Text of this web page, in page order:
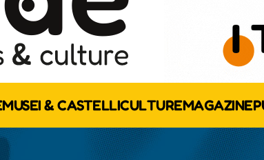
MUSEI & CASTELLICULTUREMAGAZINE